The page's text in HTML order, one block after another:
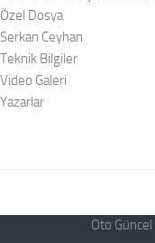
Özel Dosya
Serkan Ceyhan
Teknik Bilgiler
Video Galeri
Yazarlar
Oto